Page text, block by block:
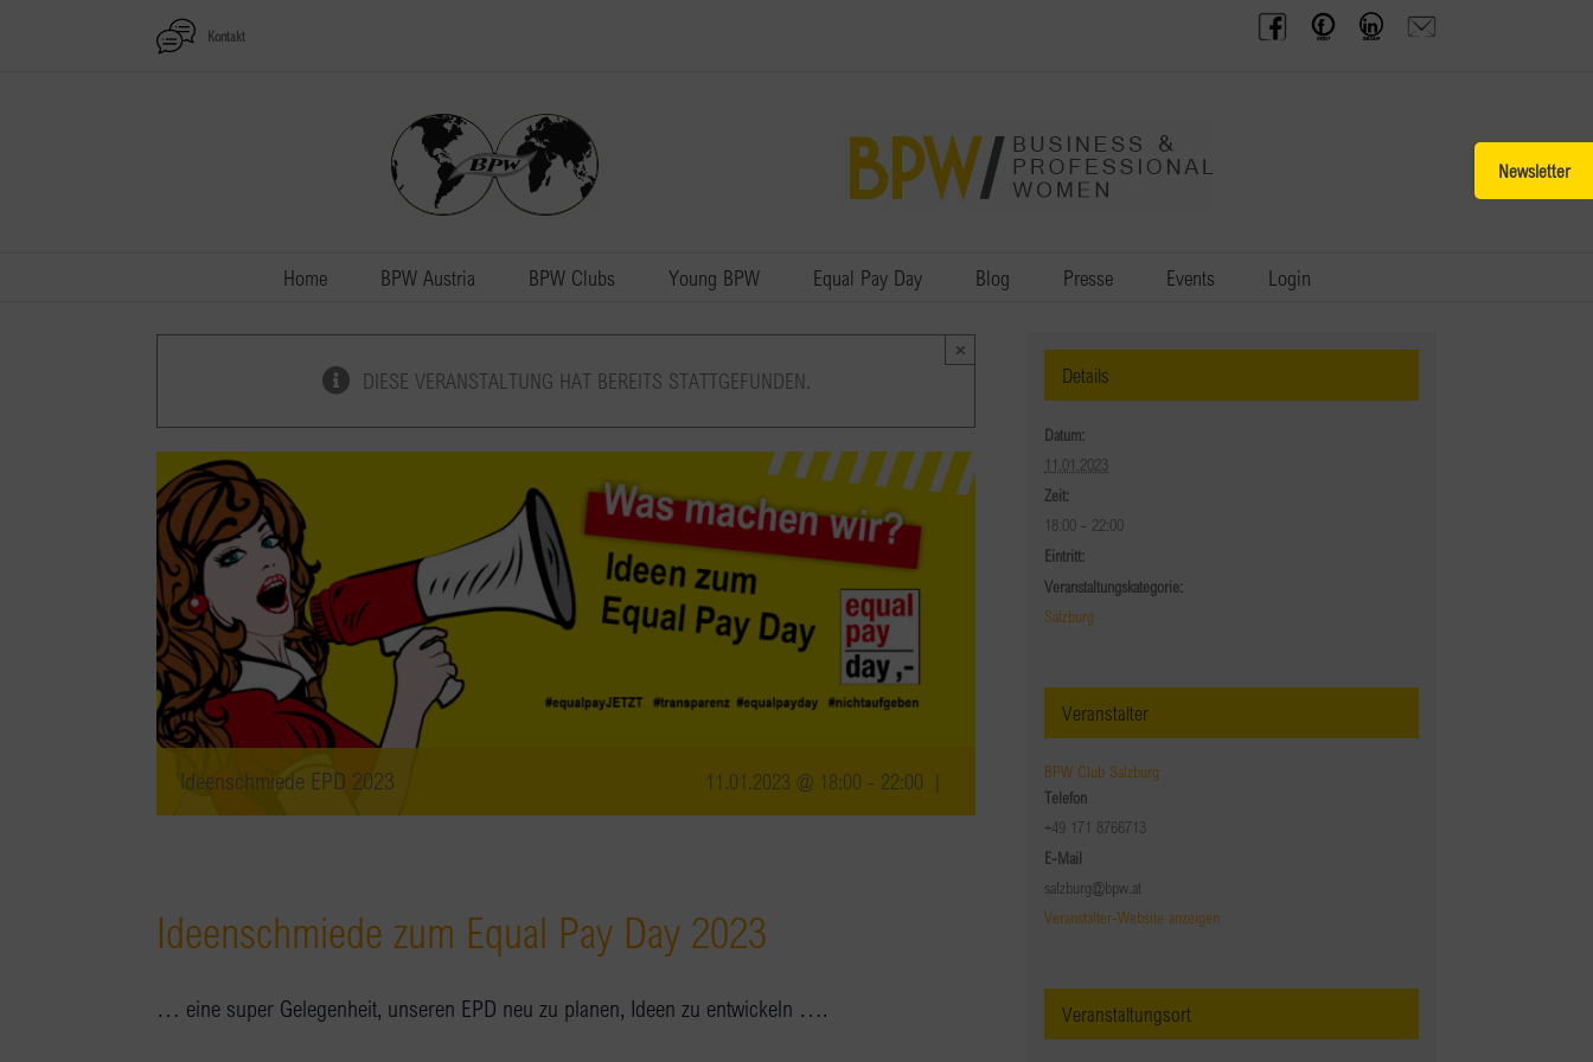
Kontakt
BPW
Austria
Offenes
Frauennetzwerk
BPW
Gruppe
Anfrage
schicken
Home BPW Austria BPW Clubs Young BPW Equal Pay Day Blog Presse Events Login
DIESE VERANSTALTUNG HAT BEREITS STATTGEFUNDEN.
×
Ideenschmiede EPD 2023 11.01.2023 @ 18:00 - 22:00
Ideenschmiede zum Equal Pay Day 2023
… eine super Gelegenheit, unseren EPD neu zu planen, Ideen zu entwickeln ….
Details
Datum:
11.01.2023
Zeit:
18:00 - 22:00
Eintritt:
Veranstaltungskategorie:
Salzburg
Veranstalter
BPW Club Salzburg
Telefon
+49 171 8766713
E-Mail
salzburg@bpw.at
Veranstalter-Website anzeigen
Veranstaltungsort
Sliding